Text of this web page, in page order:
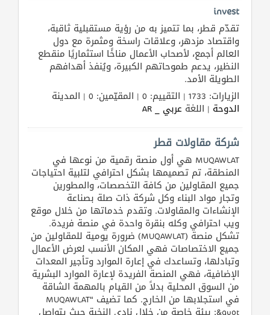
invest
تقدّم قطر، بما تتميز به من رؤية مستقبلية ثاقبة،
واقتصاد مزدهر، وعلاقات راسخة ومثمرة مع دول
العالم أجمع، لأصحاب الأعمال مناخًا استثماريًا منقطع
النظير، يدعم طموحاتهم الكبيرة، ويُنفذ أهدافهم
الطويلة الأمد.
الزيارات: 1733 | التقييم: 0 | المقيّمين: 0 | المدينة
الدوحة | اللغة عربي _ AR
شركة مقاولات قطر
MUQAWLAT هي أول منصة رقمية من نوعها في
المنطقة، تم تصميمها بشكل احترافي لتلبية احتياجات
جميع المقاولين من كافة التخصصات، والمطورين
وتجار مواد البناء وكل شركة ذات صلة بصناعة
الإنشاءات والمقاولات. وتقدم خدماتها من خلال موقع
ويب احترافي وكله بنقرة واحدة في منصة فريدة.
تشكل منصة (MUQAWLAT) ضرورة يومية للمقاولين من
جميع الاختصاصات فهي المكان الأنسب لعرض الأعمال
وتبادلها، وتساعدك في إعارة الموارد وتأجير المعدات
الإضافية، فهي المنصة الفريدة لإعارة الموارد البشرية
من السوق المحلية بدلاً من القيام بالمهمة الشاقة
في استجلابها من الخارج. كما تضيف “MUQAWLAT